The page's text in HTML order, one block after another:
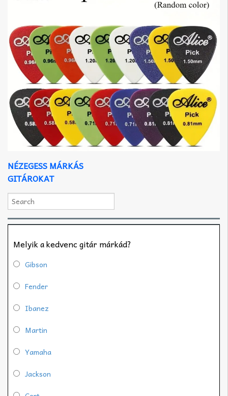
NÉZEGESS MÁRKÁS
GITÁROKAT
Melyik a kedvenc gitár márkád?
Gibson
Fender
Ibanez
Martin
Yamaha
Jackson